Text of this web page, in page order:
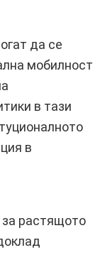
да се
мобилност
в тази
в
за растящото